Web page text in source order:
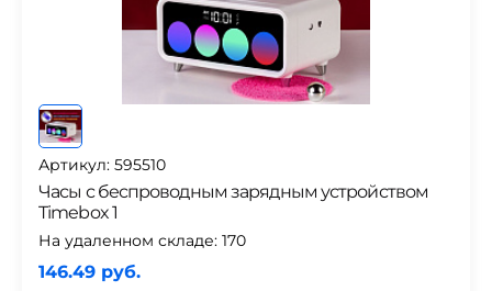
Артикул: 595510
Часы с беспроводным зарядным устройством
Timebox 1
На удаленном складе: 170
146.49 руб.